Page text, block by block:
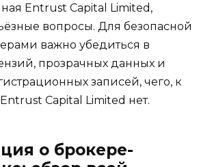
Entrust Capital Limited,
вопросы. Для безопасной
важно убедиться в
прозрачных данных и
записей, чего, к
Capital Limited нет.
о брокере-